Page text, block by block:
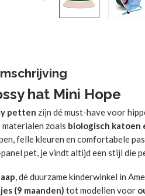
hat Mini Hope
petten zijn dé must-have voor
zoals biologisch katoen
felle kleuren en comfortabele
pet, je vindt altijd een stijl die
, dé duurzame kinderwinkel in
(9 maanden) tot modellen voor